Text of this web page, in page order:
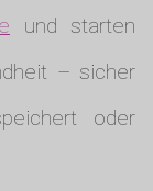
und starten
– sicher
oder